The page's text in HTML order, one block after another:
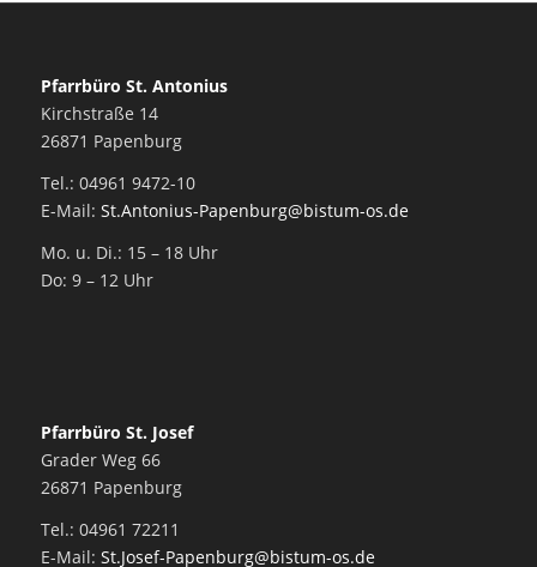
Pfarrbüro St. Antonius
Kirchstraße 14
26871 Papenburg
Tel.: 04961 9472-10
E-Mail: St.Antonius-Papenburg@bistum-os.de
Mo. u. Di.: 15 – 18 Uhr
Do: 9 – 12 Uhr
Pfarrbüro St. Josef
Grader Weg 66
26871 Papenburg
Tel.: 04961 72211
E-Mail: St.Josef-Papenburg@bistum-os.de